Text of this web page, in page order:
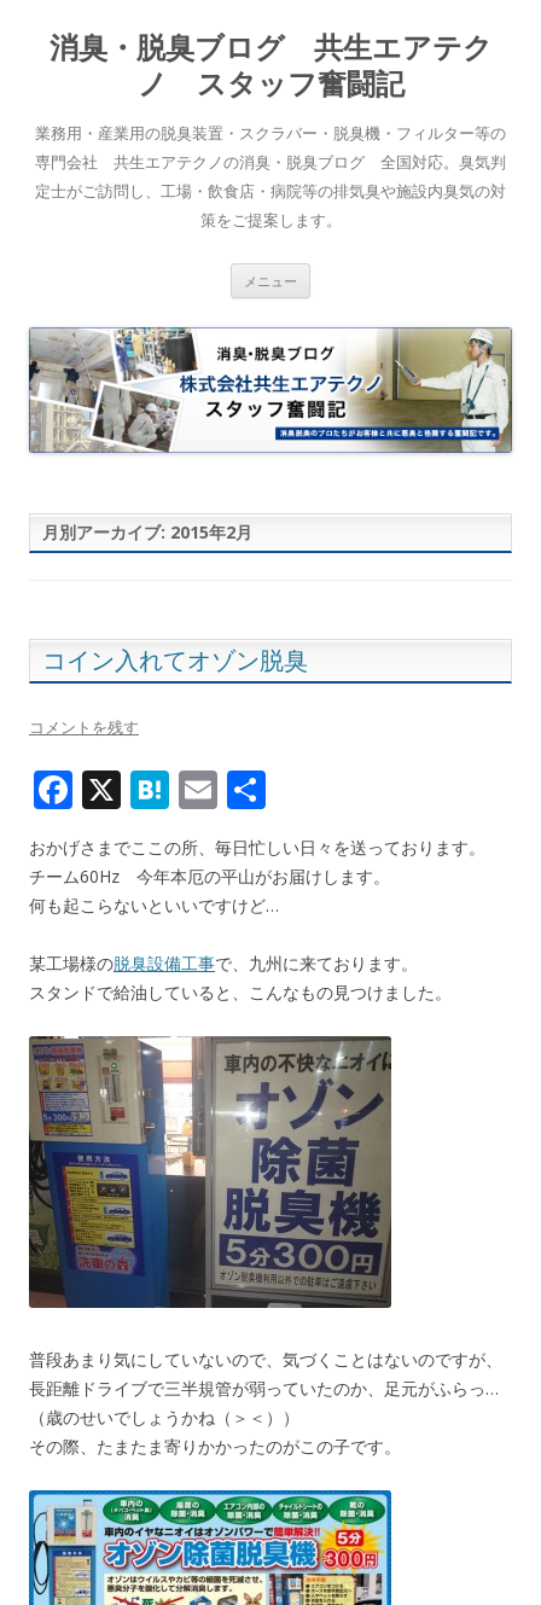
消臭・脱臭ブログ 共生エアテク
ノ スタッフ奮闘記
業務用・産業用の脱臭装置・スクラバー・脱臭機・フィルター等の
専門会社 共生エアテクノの消臭・脱臭ブログ 全国対応。臭気判
定士がご訪問し、工場・飲食店・病院等の排気臭や施設内臭気の対
策をご提案します。
メニュー
月別アーカイブ: 2015年2月
コイン入れてオゾン脱臭
コメントを残す
F
ac
e
b
o
o
X H
at
e
n
a
E
m
ai
l
有
おかげさまでここの所、毎日忙しい日々を送っております。
チーム60Hz 今年本厄の平山がお届けします。
何も起こらないといいですけど…
某工場様の脱臭設備工事で、九州に来ております。
スタンドで給油していると、こんなもの見つけました。
普段あまり気にしていないので、気づくことはないのですが、
長距離ドライブで三半規管が弱っていたのか、足元がふらっ…
（歳のせいでしょうかね（＞＜））
その際、たまたま寄りかかったのがこの子です。